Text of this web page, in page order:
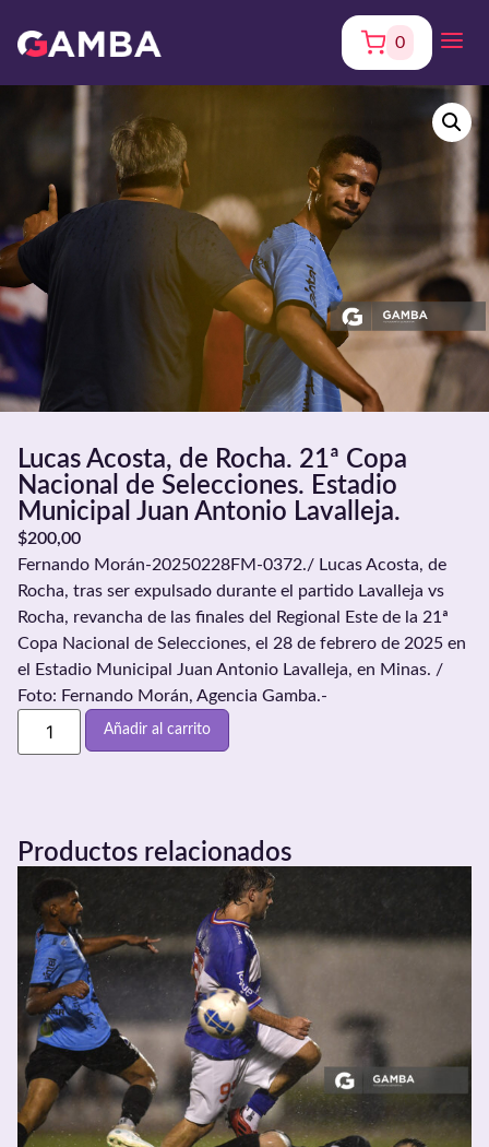
0
Lucas Acosta, de Rocha. 21ª Copa
Nacional de Selecciones. Estadio
Municipal Juan Antonio Lavalleja.
$200,00
Fernando Morán-20250228FM-0372./ Lucas Acosta, de
Rocha, tras ser expulsado durante el partido Lavalleja vs
Rocha, revancha de las finales del Regional Este de la 21ª
Copa Nacional de Selecciones, el 28 de febrero de 2025 en
el Estadio Municipal Juan Antonio Lavalleja, en Minas. /
Foto: Fernando Morán, Agencia Gamba.-
Añadir al carrito
Productos relacionados